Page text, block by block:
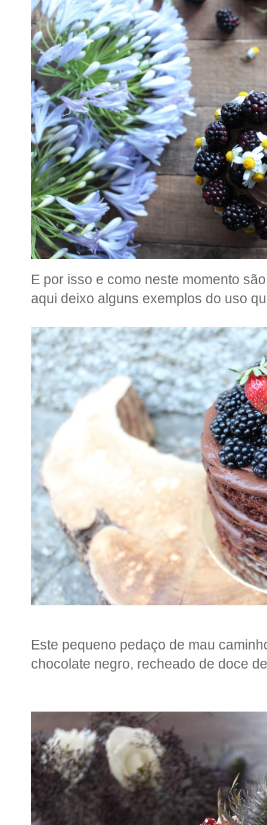
E por isso e como neste momento
aqui deixo alguns exemplos do uso
Este pequeno pedaço de mau
chocolate negro, recheado de doce